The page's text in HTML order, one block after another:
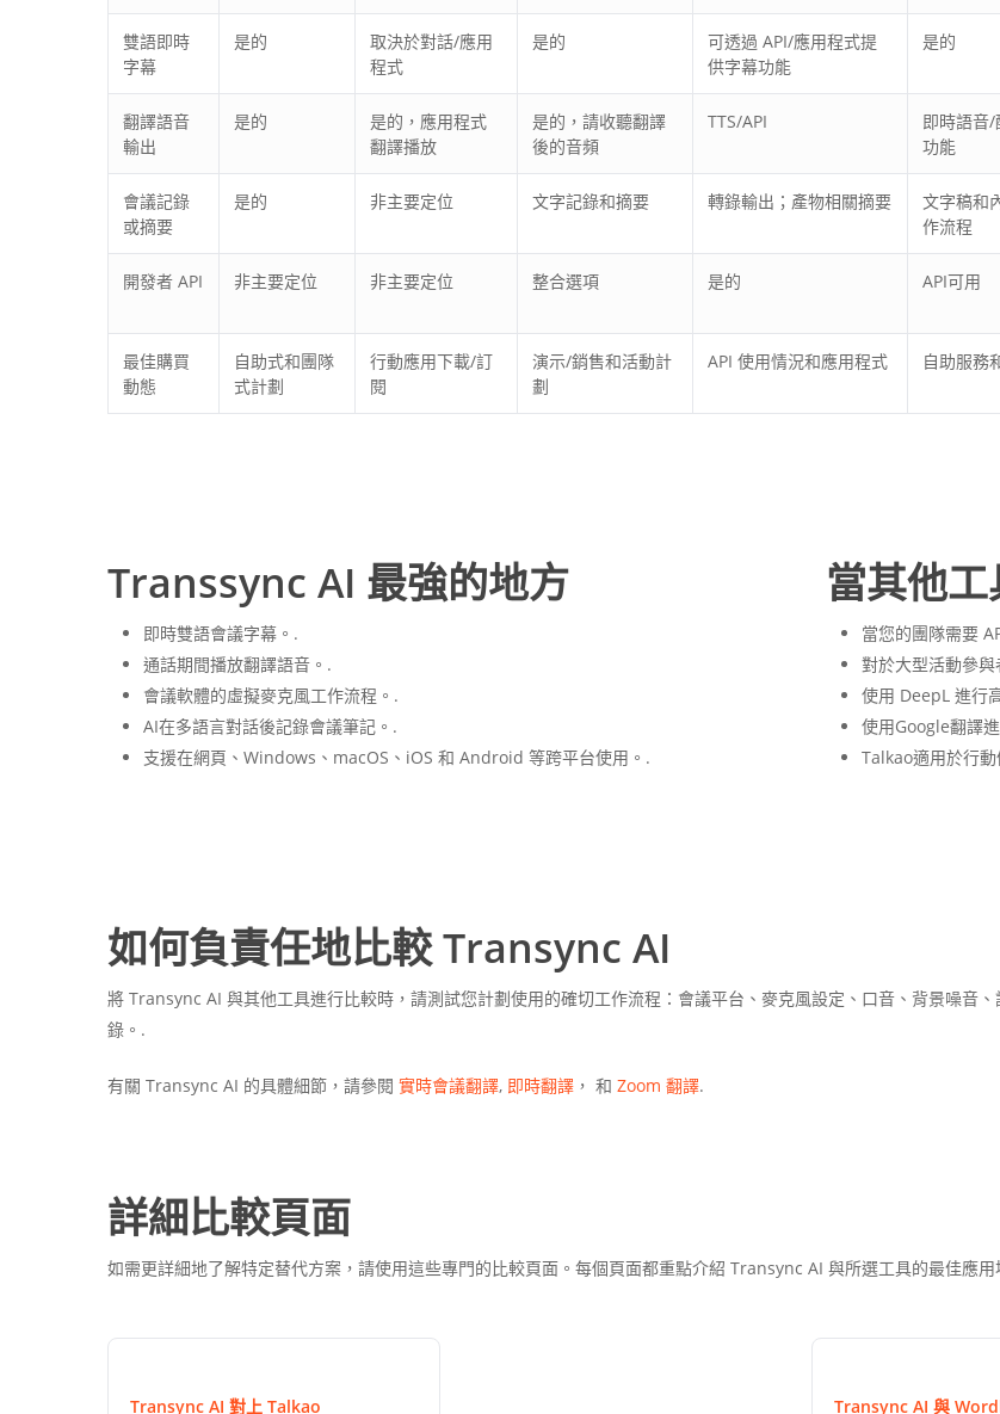
雙語即時
字幕
是的
取決於對話/應用
程式
是的
可透過 API/應用程式提
供字幕功能
是的
翻譯語音
輸出
是的
是的，應用程式
翻譯播放
是的，請收聽翻譯
後的音頻
TTS/API
即時語音/
功能
會議記錄
或摘要
是的 非主要定位 文字記錄和摘要 轉錄輸出；產物相關摘要
文字稿和
作流程
開發者 API 非主要定位 非主要定位 整合選項 是的 API可用
最佳購買
動態
自助式和團隊
式計劃
行動應用下載/訂
閱
演示/銷售和活動計
劃
API 使用情況和應用程式 自助服務
Transsync AI 最強的地方
即時雙語會議字幕。.
通話期間播放翻譯語音。.
會議軟體的虛擬麥克風工作流程。.
AI在多語言對話後記錄會議筆記。.
支援在網頁、Windows、macOS、iOS 和 Android 等跨平台使用。.
當其他
當您的團隊需要
對於大型活動參
使用 DeepL 進行
使用Google翻譯
Talkao適用於行
如何負責任地比較 Transync AI
將 Transync AI 與其他工具進行比較時，請測試您計劃使用的確切工作流程：會議平台、麥克風設定、口音、背景噪音
錄。.
有關 Transync AI 的具體細節，請參閱實時會議翻譯, 即時翻譯 ， 和Zoom 翻譯.
詳細比較頁面
如需更詳細地了解特定替代方案，請使用這些專門的比較頁面。每個頁面都重點介紹 Transync AI 與所選工具的最佳應
Transync AI 對上 Talkao Transync AI 與